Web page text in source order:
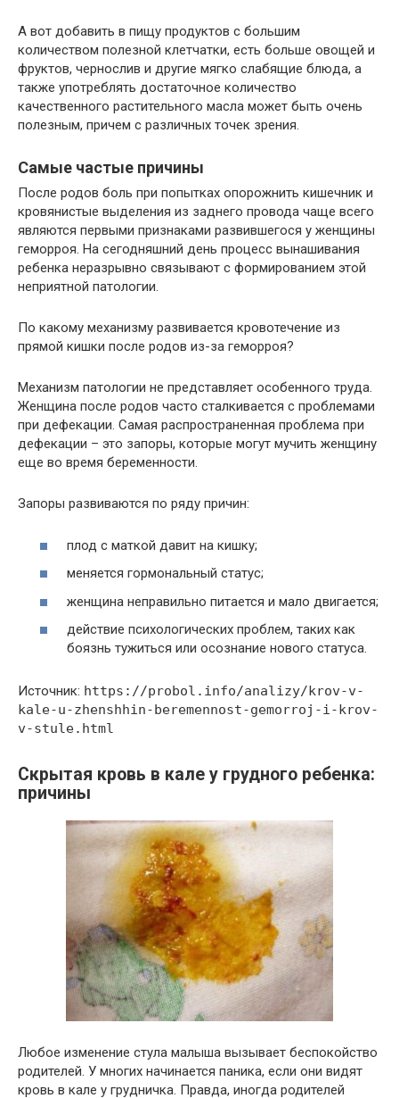
А вот добавить в пищу продуктов с большим
количеством полезной клетчатки, есть больше овощей и
фруктов, чернослив и другие мягко слабящие блюда, а
также употреблять достаточное количество
качественного растительного масла может быть очень
полезным, причем с различных точек зрения.
Самые частые причины
После родов боль при попытках опорожнить кишечник и
кровянистые выделения из заднего провода чаще всего
являются первыми признаками развившегося у женщины
геморроя. На сегодняшний день процесс вынашивания
ребенка неразрывно связывают с формированием этой
неприятной патологии.
По какому механизму развивается кровотечение из
прямой кишки после родов из-за геморроя?
Механизм патологии не представляет особенного труда.
Женщина после родов часто сталкивается с проблемами
при дефекации. Самая распространенная проблема при
дефекации – это запоры, которые могут мучить женщину
еще во время беременности.
Запоры развиваются по ряду причин:
плод с маткой давит на кишку;
меняется гормональный статус;
женщина неправильно питается и мало двигается;
действие психологических проблем, таких как
боязнь тужиться или осознание нового статуса.
Источник: https://probol.info/analizy/krov-v-
kale-u-zhenshhin-beremennost-gemorroj-i-krov-
v-stule.html
Скрытая кровь в кале у грудного ребенка:
причины
Любое изменение стула малыша вызывает беспокойство
родителей. У многих начинается паника, если они видят
кровь в кале у грудничка. Правда, иногда родителей